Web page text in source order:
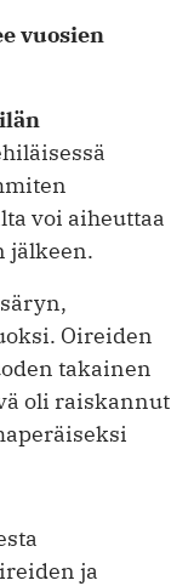
vuosien
voi aiheuttaa
jälkeen.
Oireiden
takainen
oli raiskannut
ja